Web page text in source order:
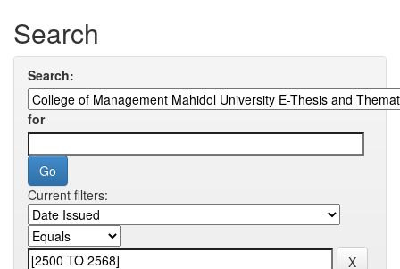
Search
Search:
for
Current filters: